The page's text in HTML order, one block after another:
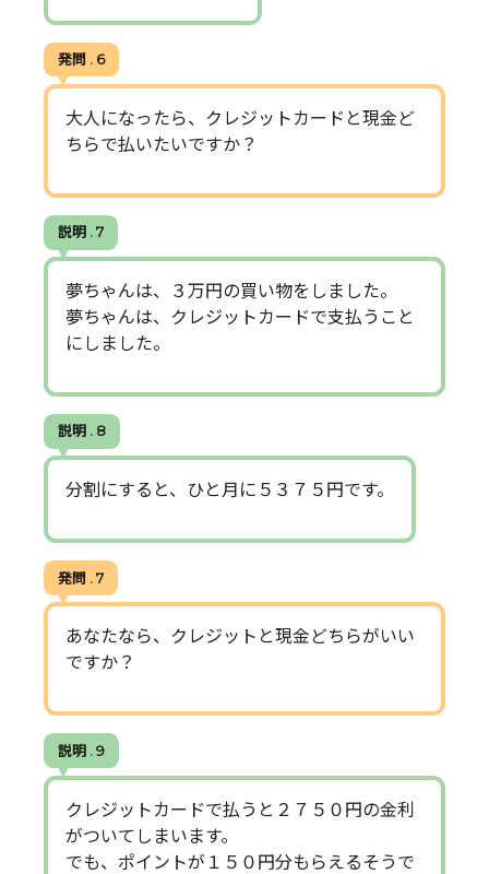
発問 . 6
大人になったら、クレジットカードと現金ど
ちらで払いたいですか？
説明 . 7
夢ちゃんは、３万円の買い物をしました。
夢ちゃんは、クレジットカードで支払うこと
にしました。
説明 . 8
分割にすると、ひと月に５３７５円です。
発問 . 7
あなたなら、クレジットと現金どちらがいい
ですか？
説明 . 9
クレジットカードで払うと２７５０円の金利
がついてしまいます。
でも、ポイントが１５０円分もらえるそうで